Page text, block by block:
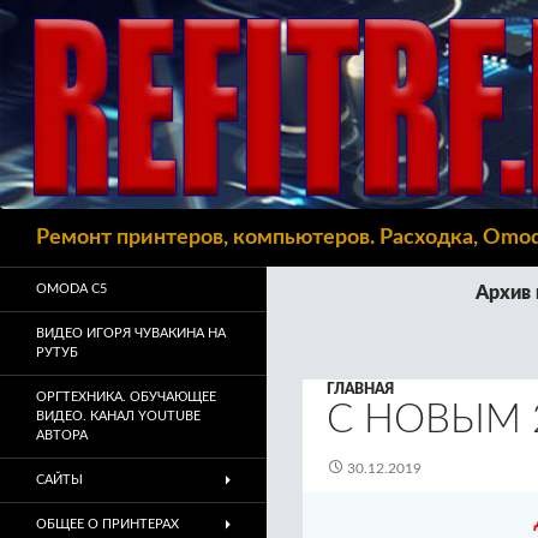
Ремонт принтеров, компьютеров. Расходка,
Архив
ГЛАВНАЯ
С НОВЫМ
30.12.2019
OMODA C5
ВИДЕО ИГОРЯ ЧУВАКИНА НА
РУТУБ
ОРГТЕХНИКА. ОБУЧАЮЩЕЕ
ВИДЕО. КАНАЛ YOUTUBE
АВТОРА
САЙТЫ
ОБЩЕЕ О ПРИНТЕРАХ